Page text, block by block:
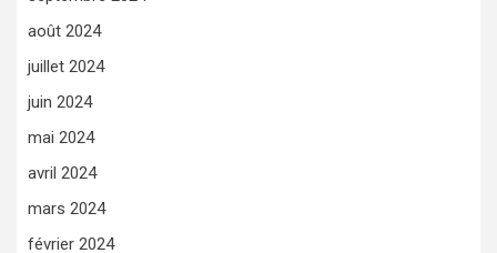
août 2024
juillet 2024
juin 2024
mai 2024
avril 2024
mars 2024
février 2024